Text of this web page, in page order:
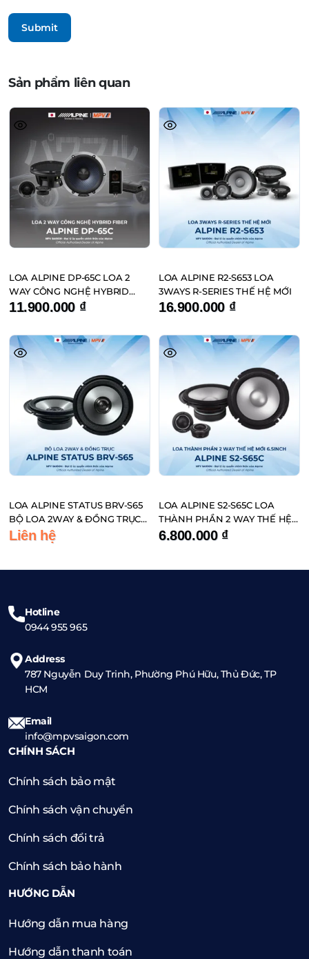
Sản phẩm liên quan
LOA ALPINE DP-65C LOA 2
WAY CÔNG NGHỆ HYBRID
FIBER
11.900.000 ₫
LOA ALPINE R2-S653 LOA
3WAYS R-SERIES THẾ HỆ MỚI
16.900.000 ₫
LOA ALPINE STATUS BRV-S65
BỘ LOA 2WAY & ĐỒNG TRỤC
ĐẾN TỪ NHẬT BẢN
Liên hệ
LOA ALPINE S2-S65C LOA
THÀNH PHẦN 2 WAY THẾ HỆ
MỚI 6.5INCH
6.800.000 ₫
Hotline
0944 955 965
Address
787 Nguyễn Duy Trinh, Phường Phú Hữu, Thủ Đức, TP
HCM
Email
info@mpvsaigon.com
CHÍNH SÁCH
Chính sách bảo mật
Chính sách vận chuyển
Chính sách đổi trả
Chính sách bảo hành
HƯỚNG DẪN
Hướng dẫn mua hàng
Hướng dẫn thanh toán